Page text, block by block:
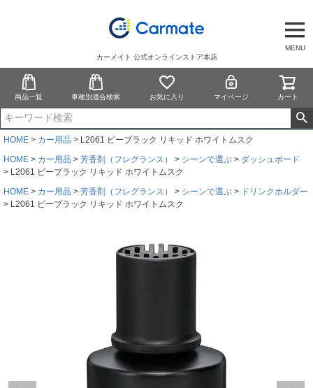
MENU
カーメイト 公式オンラインストア本店
商品一覧 車種別適合検索 お気に入り マイページ カート
HOME カー用品
L2061 ビーブラック リキッド ホワイトムスク
HOME
カー用品 芳香剤（フレグランス） シーンで選ぶ
ダッシュボード
L2061 ビーブラック リキッド ホワイトムスク
HOME
カー用品 芳香剤（フレグランス） シーンで選ぶ
ドリンクホルダー
L2061 ビーブラック リキッド ホワイトムスク